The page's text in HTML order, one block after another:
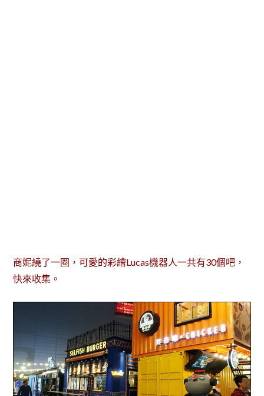
商妮繞了一圈，可愛的彩繪Lucas機器人一共有30個吧，
快來收集。